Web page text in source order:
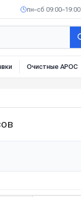
пн–сб 09:00–19:00
Очистные АРОС